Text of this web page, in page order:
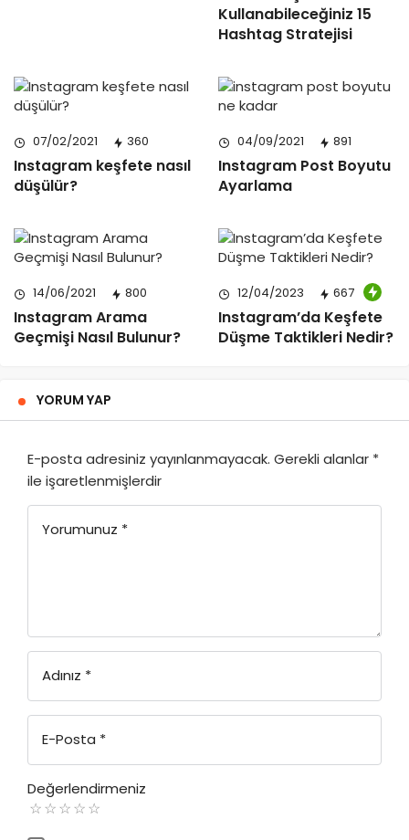
Kullanabileceğiniz 15
Hashtag Stratejisi
07/02/2021 360
Instagram keşfete nasıl
düşülür?
04/09/2021 891
Instagram Post Boyutu
Ayarlama
14/06/2021 800
Instagram Arama
Geçmişi Nasıl Bulunur?
12/04/2023 667
Instagram’da Keşfete
Düşme Taktikleri Nedir?
YORUM YAP
E-posta adresiniz yayınlanmayacak. Gerekli alanlar *
ile işaretlenmişlerdir
Yorumunuz *
Adınız *
E-Posta *
Değerlendirmeniz